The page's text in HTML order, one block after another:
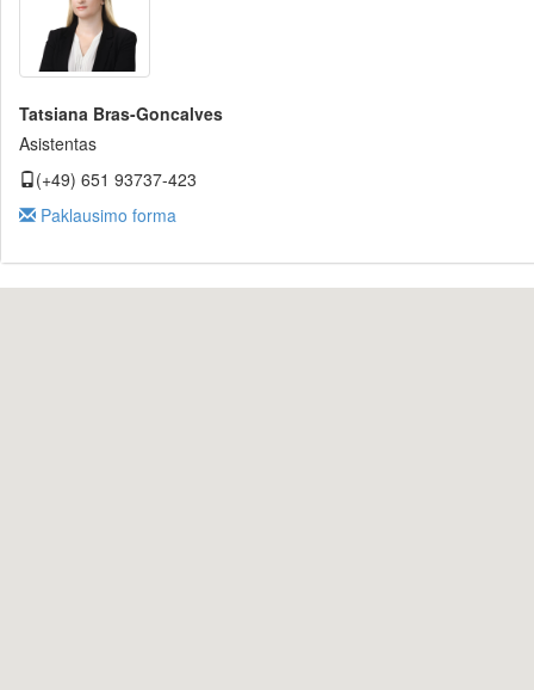
Tatsiana Bras-Goncalves
Asistentas
(+49) 651 93737-423
Paklausimo forma